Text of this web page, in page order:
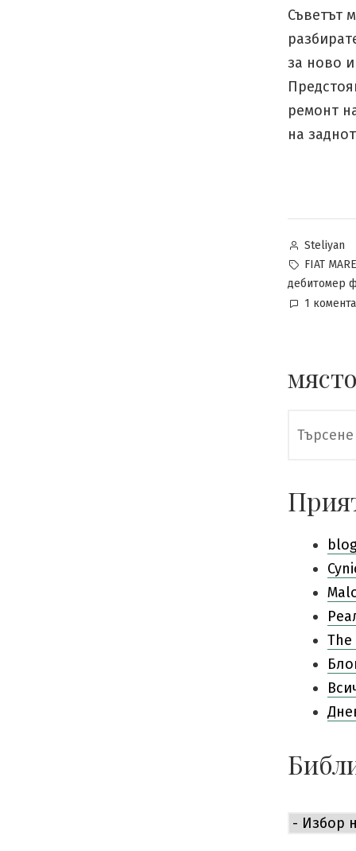
Съветът
за ново
ремонт
на
Posted
by
Steliyan
Tags:
FIAT
дебитомер
1
за:
е